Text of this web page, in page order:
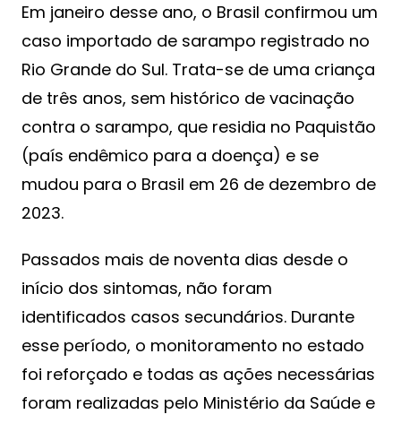
Em janeiro desse ano, o Brasil confirmou um
caso importado de sarampo registrado no
Rio Grande do Sul. Trata-se de uma criança
de três anos, sem histórico de vacinação
contra o sarampo, que residia no Paquistão
(país endêmico para a doença) e se
mudou para o Brasil em 26 de dezembro de
2023.
Passados mais de noventa dias desde o
início dos sintomas, não foram
identificados casos secundários. Durante
esse período, o monitoramento no estado
foi reforçado e todas as ações necessárias
foram realizadas pelo Ministério da Saúde e